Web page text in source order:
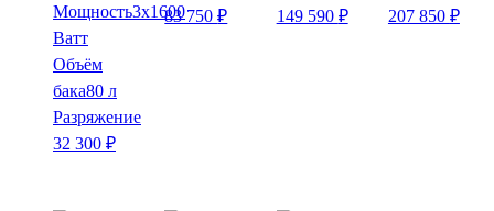
Мощность3x1600
Ватт
Объём
бака80 л
Разряжение
32 300 ₽
83 750₽
149 590 ₽
207 850 ₽